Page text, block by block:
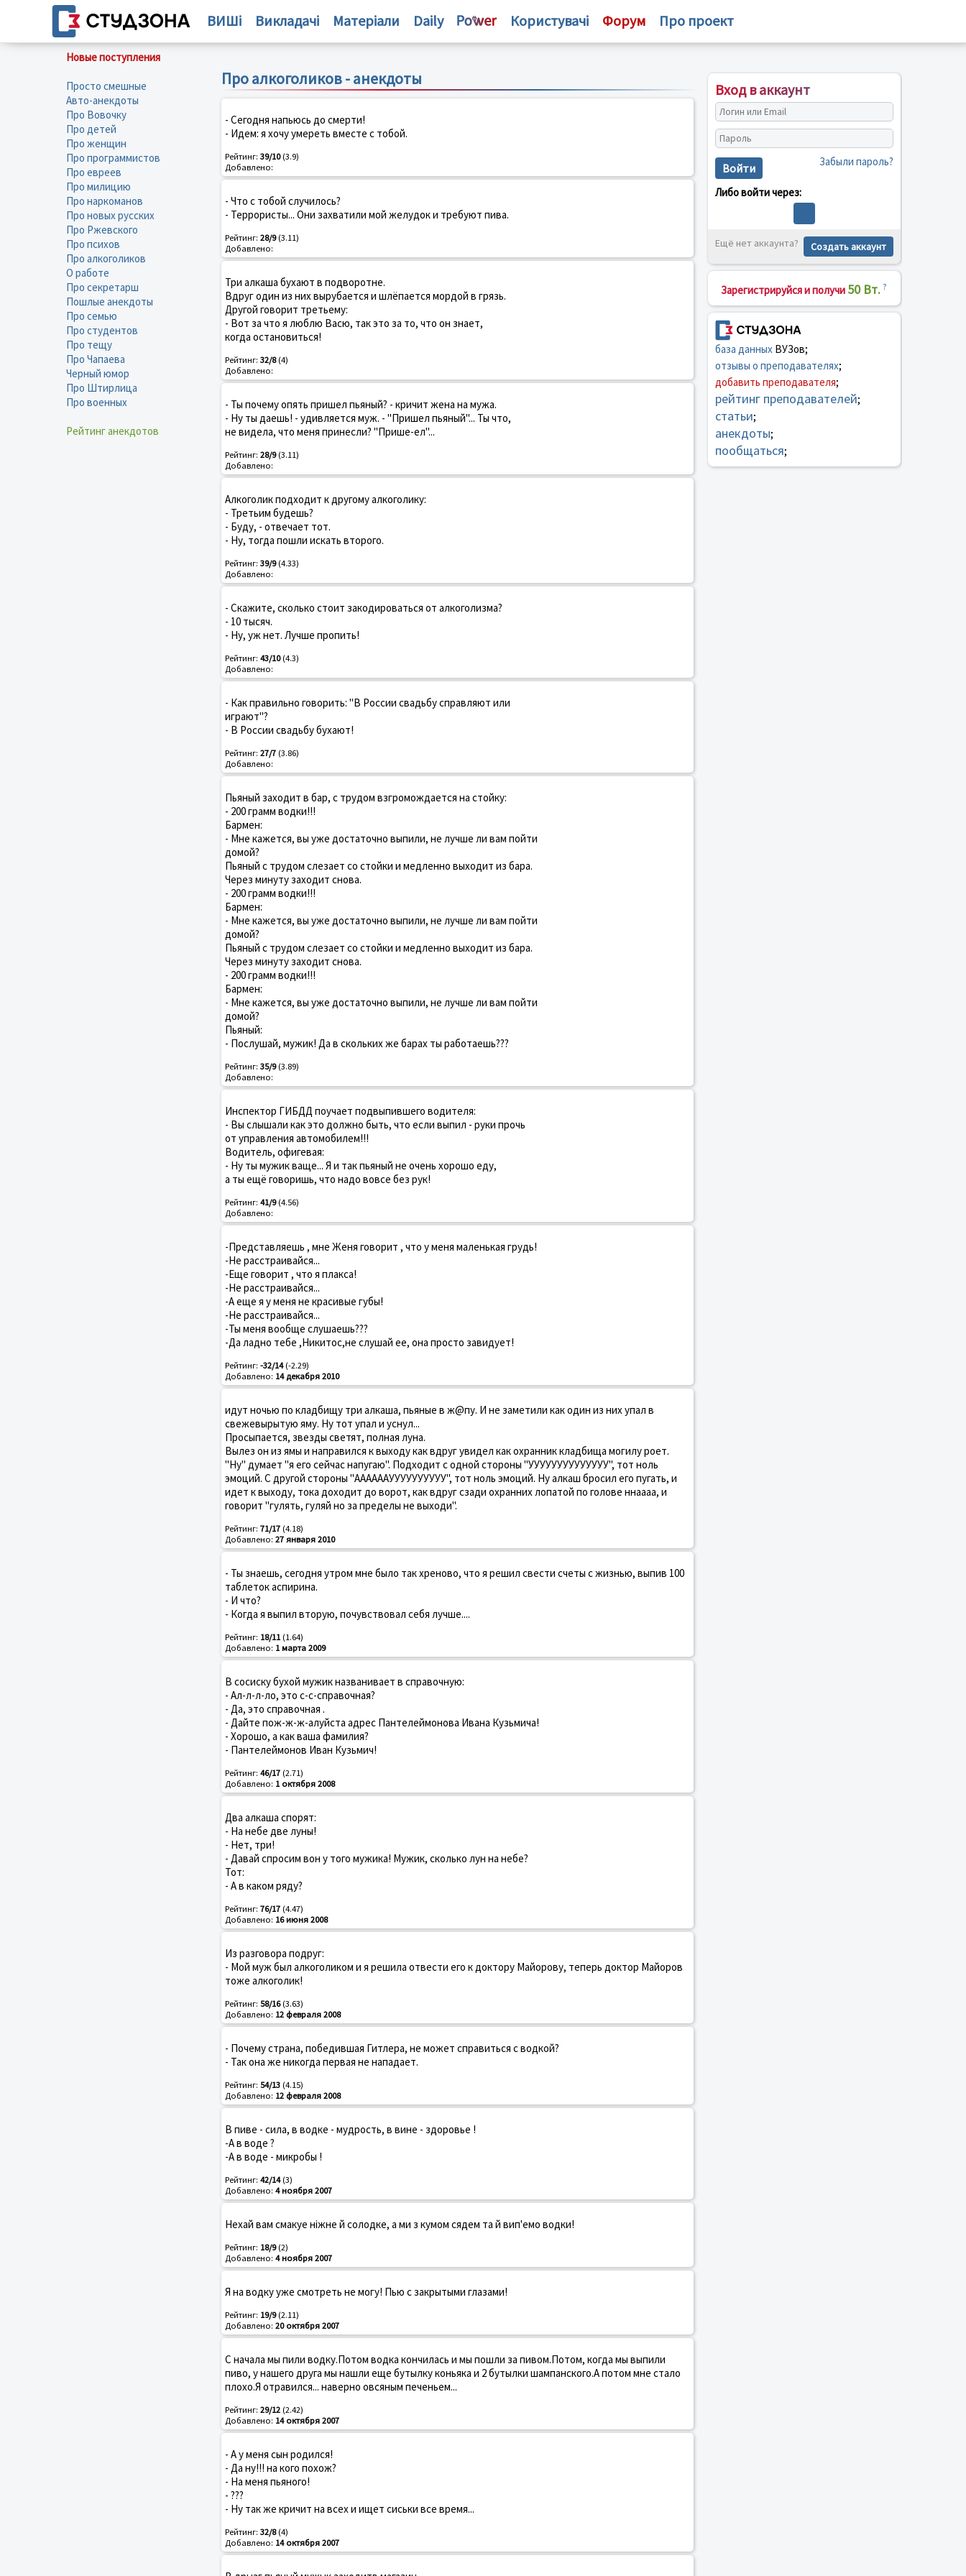
ВИШі Викладачі Матеріали Daily Користувачі Форум Про проект
Новые поступления
Просто смешные
Авто-анекдоты
Про Вовочку
Про детей
Про женщин
Про программистов
Про евреев
Про милицию
Про наркоманов
Про новых русских
Про Ржевского
Про психов
Про алкоголиков
О работе
Про секретарш
Пошлые анекдоты
Про семью
Про студентов
Про тещу
Про Чапаева
Черный юмор
Про Штирлица
Про военных
Рейтинг анекдотов
Про алкоголиков - анекдоты
- Сегодня напьюсь до смерти!
- Идем: я хочу умереть вместе с тобой.
Рейтинг: 39/10(3.9)
Добавлено:
- Что с тобой случилось?
- Террористы... Они захватили мой желудок и требуют пива.
Рейтинг: 28/9(3.11)
Добавлено:
Три алкаша бухают в подворотне.
Вдруг один из них вырубается и шлёпается мордой в грязь.
Другой говорит третьему:
- Вот за что я люблю Васю, так это за то, что он знает,
когда остановиться!
Рейтинг: 32/8(4)
Добавлено:
- Ты почему опять пришел пьяный? - кричит жена на мужа.
- Ну ты даешь! - удивляется муж. - "Пришел пьяный"... Ты что,
не видела, что меня принесли? "Прише-ел"...
Рейтинг: 28/9(3.11)
Добавлено:
Алкоголик подходит к другому алкоголику:
- Третьим будешь?
- Буду, - отвечает тот.
- Ну, тогда пошли искать второго.
Рейтинг: 39/9(4.33)
Добавлено:
- Скажите, сколько стоит закодироваться от алкоголизма?
- 10 тысяч.
- Hу, уж нет. Лучше пропить!
Рейтинг: 43/10(4.3)
Добавлено:
- Как правильно говорить: "В России свадьбу справляют или
играют"?
- В России свадьбу бухают!
Рейтинг: 27/7(3.86)
Добавлено:
Пьяный заходит в бар, с трудом взгромождается на стойку:
- 200 грамм водки!!!
Бармен:
- Мне кажется, вы уже достаточно выпили, не лучше ли вам пойти
домой?
Пьяный с трудом слезает со стойки и медленно выходит из бара.
Через минуту заходит снова.
- 200 грамм водки!!!
Бармен:
- Мне кажется, вы уже достаточно выпили, не лучше ли вам пойти
домой?
Пьяный с трудом слезает со стойки и медленно выходит из бара.
Через минуту заходит снова.
- 200 грамм водки!!!
Бармен:
- Мне кажется, вы уже достаточно выпили, не лучше ли вам пойти
домой?
Пьяный:
- Послушай, мужик! Да в скольких же барах ты работаешь???
Рейтинг: 35/9(3.89)
Добавлено:
Инспектор ГИБДД поучает подвыпившего водителя:
- Вы слышали как это должно быть, что если выпил - руки прочь
от управления автомобилем!!!
Водитель, офигевая:
- Ну ты мужик ваще... Я и так пьяный не очень хорошо еду,
а ты ещё говоришь, что надо вовсе без рук!
Рейтинг: 41/9(4.56)
Добавлено:
-Представляешь , мне Женя говорит , что у меня маленькая грудь!
-Не расстраивайся...
-Еще говорит , что я плакса!
-Не расстраивайся...
-А еще я у меня не красивые губы!
-Не расстраивайся...
-Ты меня вообще слушаешь???
-Да ладно тебе ,Никитос,не слушай ее, она просто завидует!
Рейтинг: -32/14(-2.29)
Добавлено: 14 декабря 2010
идут ночью по кладбищу три алкаша, пьяные в ж@пу. И не заметили как один из них упал в
свежевырытую яму. Ну тот упал и уснул...
Просыпается, звезды светят, полная луна.
Вылез он из ямы и направился к выходу как вдруг увидел как охранник кладбища могилу роет.
"Ну" думает "я его сейчас напугаю". Подходит с одной стороны "УУУУУУУУУУУУУУ", тот ноль
эмоций. С другой стороны "ААААААУУУУУУУУУУ", тот ноль эмоций. Ну алкаш бросил его пугать, и
идет к выходу, тока доходит до ворот, как вдруг сзади охранних лопатой по голове ннаааа, и
говорит "гулять, гуляй но за пределы не выходи".
Рейтинг: 71/17(4.18)
Добавлено: 27 января 2010
- Ты знаешь, сегодня утром мне было так хреново, что я решил свести счеты с жизнью, выпив 100
таблеток аспирина.
- И что?
- Когда я выпил вторую, почувствовал себя лучше....
Рейтинг: 18/11(1.64)
Добавлено: 1 марта 2009
В сосиску бухой мужик названивает в спpавочную:
- Ал-л-л-ло, это с-с-спpавочная?
- Да, это спpавочная .
- Дайте пож-ж-ж-алуйста адpес Пантелеймонова Ивана Кузьмича!
- Хоpошо, а как ваша фамилия?
- Пантелеймонов Иван Кузьмич!
Рейтинг: 46/17(2.71)
Добавлено: 1 октября 2008
Два алкаша спорят:
- На небе две луны!
- Нет, три!
- Давай спросим вон у того мужика! Мужик, сколько лун на небе?
Тот:
- А в каком ряду?
Рейтинг: 76/17(4.47)
Добавлено: 16 июня 2008
Из разговора подруг:
- Мой муж был алкоголиком и я решила отвести его к доктору Майорову, теперь доктор Майоров
тоже алкоголик!
Рейтинг: 58/16(3.63)
Добавлено: 12 февраля 2008
- Почему страна, победившая Гитлера, не может справиться с водкой?
- Так она же никогда первая не нападает.
Рейтинг: 54/13(4.15)
Добавлено: 12 февраля 2008
В пиве - сила, в водке - мудрость, в вине - здоровье !
-А в воде ?
-А в воде - микробы !
Рейтинг: 42/14(3)
Добавлено: 4 ноября 2007
Hехай вам смакуе нiжне й солодке, а ми з кумом сядем та й вип'емо водки!
Рейтинг: 18/9(2)
Добавлено: 4 ноября 2007
Я на водку уже смотреть не могу! Пью с закрытыми глазами!
Рейтинг: 19/9(2.11)
Добавлено: 20 октября 2007
С начала мы пили водку.Потом водка кончилась и мы пошли за пивом.Потом, когда мы выпили
пиво, у нашего друга мы нашли еще бутылку коньяка и 2 бутылки шампанского.А потом мне стало
плохо.Я отравился... наверно овсяным печеньем...
Рейтинг: 29/12(2.42)
Добавлено: 14 октября 2007
- А у меня сын родился!
- Да ну!!! на кого похож?
- На меня пьяного!
- ???
- Ну так же кричит на всех и ищет сиськи все время...
Рейтинг: 32/8(4)
Добавлено: 14 октября 2007
Вход в аккаунт
Войти Забыли пароль?
Либо войти через:
Ещё нет аккаунта? Создать аккаунт
Зарегистрируйся и получи 50 Вт. ?
база данныхВУЗов;
отзывы о преподавателях;
добавить преподавателя;
рейтинг преподавателей;
статьи;
анекдоты;
пообщаться;